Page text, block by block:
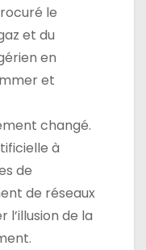
le
et du
en
et
changé.
à
de
de réseaux
de la